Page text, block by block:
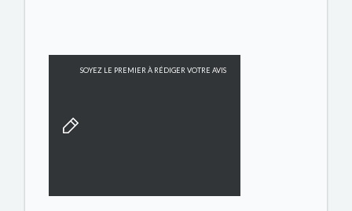
SOYEZ LE PREMIER À RÉDIGER VOTRE AVIS